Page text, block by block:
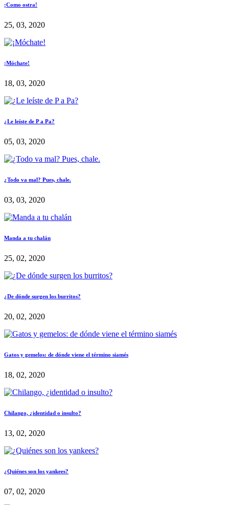
¡Como ostra!
25, 03, 2020
¡Móchate!
18, 03, 2020
¿Le leíste de P a Pa?
05, 03, 2020
¿Todo va mal? Pues, chale.
03, 03, 2020
Manda a tu chalán
25, 02, 2020
¿De dónde surgen los burritos?
20, 02, 2020
Gatos y gemelos: de dónde viene el término siamés
18, 02, 2020
Chilango, ¿identidad o insulto?
13, 02, 2020
¿Quiénes son los yankees?
07, 02, 2020